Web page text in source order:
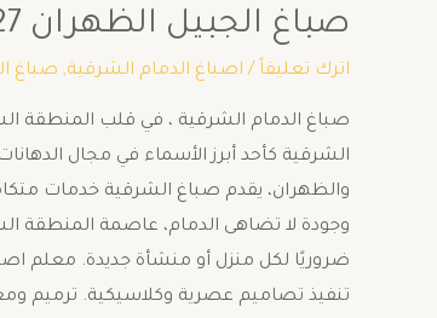
صباغ الجبيل الظهران 0538201927
اترك تعليقاً / اصباغ الدمام الشرقية, صباغ
صباغ الدمام الشرقية ، في قلب المنطقة
الشرقية كأحد أبرز الأسماء في مجال
والظهران، يقدم صباغ الشرقية خدمات
وجودة لا تضاهى الدمام، عاصمة المنطقة
ضروريًا لكل منزل أو منشأة جديدة. معلم
تنفيذ تصاميم عصرية وكلاسيكية. ترميم